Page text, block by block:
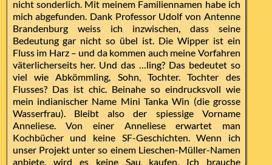
nicht sonderlich. Mit meinem Familiennamen habe ich
mich abgefunden. Dank Professor Udolf von Antenne
Brandenburg weiss ich inzwischen, dass seine
Bedeutung gar nicht so übel ist. Die Wipper ist ein
Fluss im Harz – und da kommen auch meine Vorfahren
väterlicherseits her. Und das …ling? Das bedeutet so
viel wie Abkömmling, Sohn, Tochter. Tochter des
Flusses? Das ist chic. Beinahe so eindrucksvoll wie
mein indianischer Name Mini Tanka Win (die grosse
Wasserfrau). Bleibt also der spiessige Vorname
Anneliese. Von einer Anneliese erwartet man
Kochbücher und keine SF-Geschichten. Wenn ich
unser Projekt unter so einem Lieschen-Müller-Namen
anbiete, wird es keine Sau kaufen. Ich brauche